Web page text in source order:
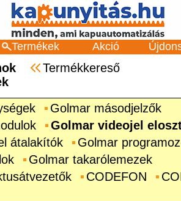
Termékek Akció
Termékkereső
Golmar másodjelzők
Golmar videojel
átalakítók
Golmar
Golmar takarólemezek
CODEFON